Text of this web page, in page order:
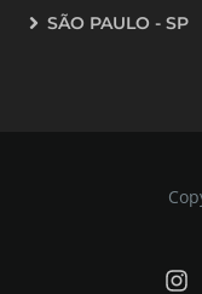
SÃO PAULO - SP